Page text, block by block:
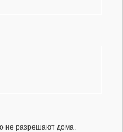
не разрешают дома.